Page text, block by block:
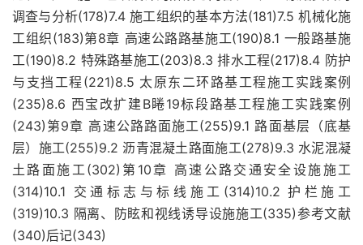
调查与分析(178)7.4 施工组织的基本方法(181)7.5 机械化施
工组织(183)第8章 高速公路路基施工(190)8.1 一般路基施
工(190)8.2 特殊路基施工(203)8.3 排水工程(217)8.4 防护
与支挡工程(221)8.5 太原东二环路基工程施工实践案例
(235)8.6 西宝改扩建B睠19标段路基工程施工实践案例
(243)第9章 高速公路路面施工(255)9.1 路面基层（底基
层）施工(255)9.2 沥青混凝土路面施工(278)9.3 水泥混凝
土路面施工(302)第10章 高速公路交通安全设施施工
(314)10.1 交通标志与标线施工(314)10.2 护栏施工
(319)10.3 隔离、防眩和视线诱导设施施工(335)参考文献
(340)后记(343)